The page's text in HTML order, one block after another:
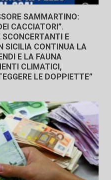
SAMMARTINO:
CACCIATORI”.
SCONCERTANTI E
SICILIA CONTINUA LA
E LA FAUNA
CLIMATICI,
LE DOPPIETTE”